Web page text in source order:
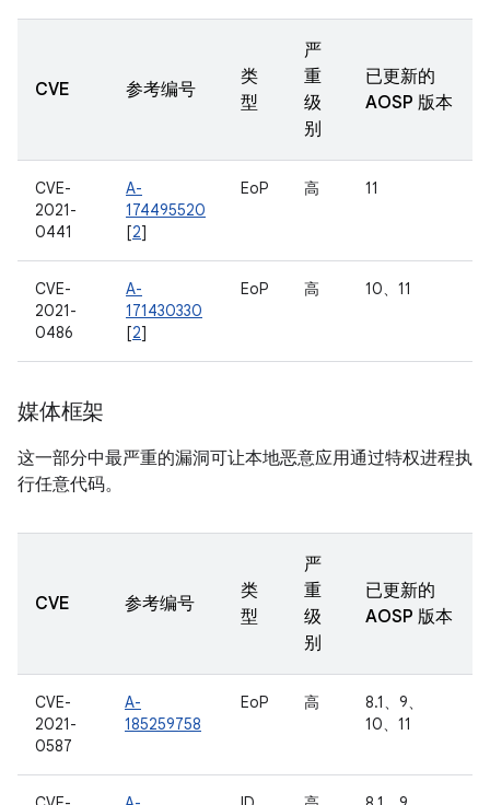
CVE 参考编号
类
型
严
重
级
别
已更新的
AOSP 版本
CVE-
2021-
0441
A-
174495520
[2]
EoP 高 11
CVE-
2021-
0486
A-
171430330
[2]
EoP 高 10、11
媒体框架
这一部分中最严重的漏洞可让本地恶意应用通过特权进程执
行任意代码。
CVE 参考编号
类
型
严
重
级
别
已更新的
AOSP 版本
CVE-
2021-
0587
A-
185259758
EoP 高
8.1、9、
10、11